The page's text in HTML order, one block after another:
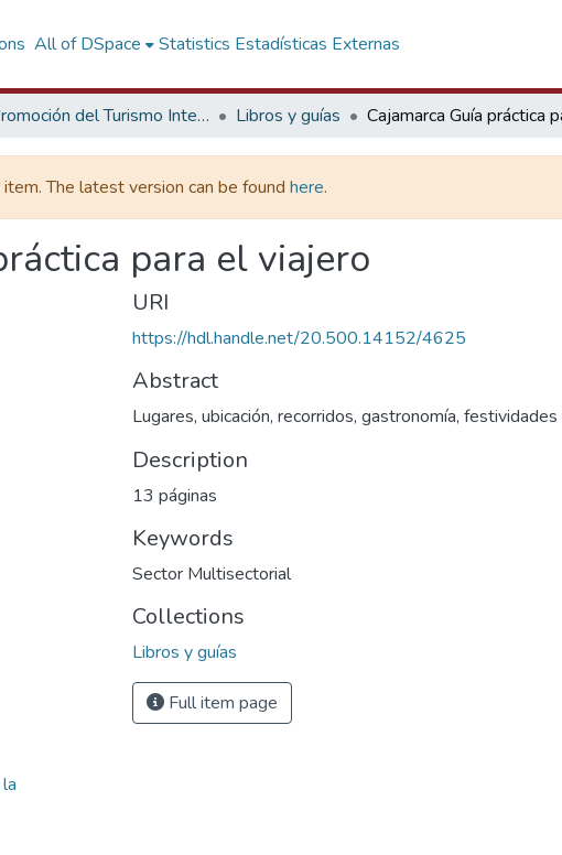
All of DSpace Statistics Estadísticas Externas
Promoción del Turismo Interno Libros y guías
The latest version can be found here.
para el viajero
URI
https://hdl.handle.net/20.500.14152/4625
Abstract
Lugares, ubicación, recorridos, gastronomía, festividades
Description
13 páginas
Keywords
Sector Multisectorial
Collections
Libros y guías
Full item page